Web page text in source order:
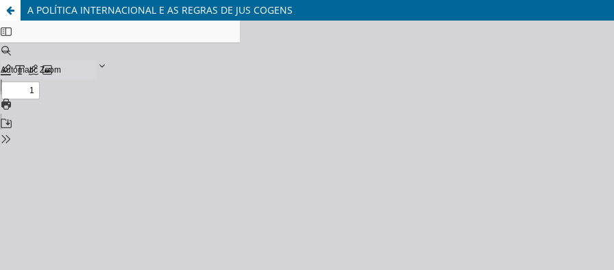
A POLÍTICA INTERNACIONAL E AS REGRAS DE JUS COGENS